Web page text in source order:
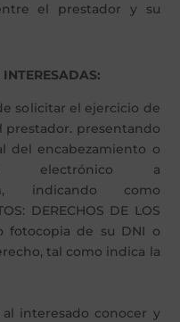
el prestador y su
solicitar el ejercicio de
prestador. presentando
del encabezamiento o
electrónico a
indicando como
DERECHOS DE LOS
fotocopia de su DNI o
tal como indica la
interesado conocer y